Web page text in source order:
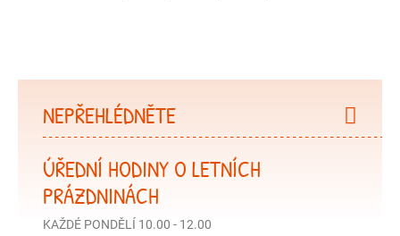
NEPŘEHLÉDNĚTE
ÚŘEDNÍ HODINY O LETNÍCH
PRÁZDNINÁCH
KAŽDÉ PONDĚLÍ 10.00 - 12.00